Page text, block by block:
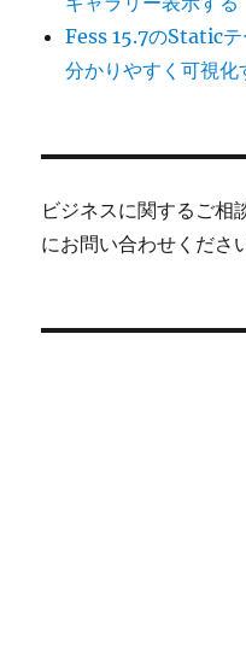
Fess 15.7のStatic
分かりやすく可視化
ビジネスに関するご相
にお問い合わせくださ